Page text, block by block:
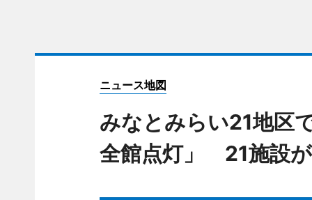
ニュース地図
みなとみらい21地区
全館点灯」 21施設